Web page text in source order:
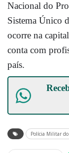
Nacional do
Sistema Único
ocorre na
conta com
país.
Polícia Militar